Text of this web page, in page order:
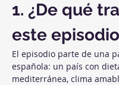
1. ¿De qué
este
El episodio parte de una
española: un país con
mediterránea, clima